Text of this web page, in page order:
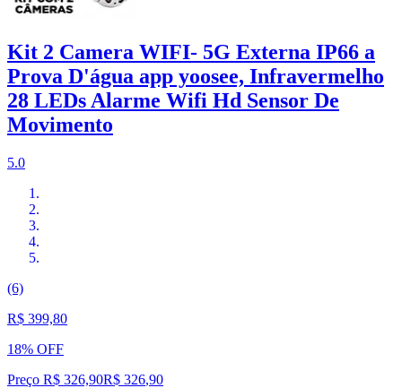
Kit 2 Camera WIFI- 5G Externa IP66 a
Prova D'água app yoosee, Infravermelho
28 LEDs Alarme Wifi Hd Sensor De
Movimento
5.0
(6)
R$ 399,80
18% OFF
Preço R$ 326,90R$ 326,90